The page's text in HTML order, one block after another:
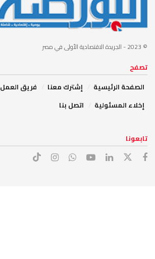
© 2023 - الجريدة الاقتصادية الأولى في مصر
تصفح
الصفحة الرئيسية
إشترك معنا
فريق العمل
إخلاء المسئولية
اتصل بنا
تابعونا